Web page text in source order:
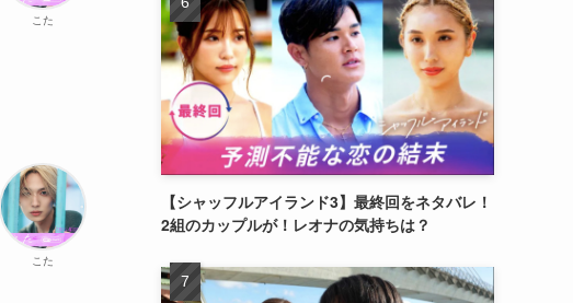
こた
こた
【シャッフルアイランド3】最終回をネタバレ！
2組のカップルが！レオナの気持ちは？